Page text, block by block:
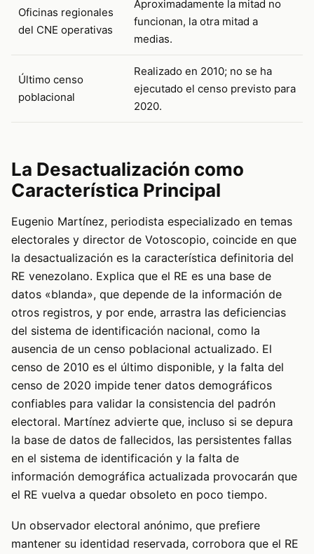
Oficinas regionales
del CNE operativas
Aproximadamente la mitad no
funcionan, la otra mitad a
medias.
Último censo
poblacional
Realizado en 2010; no se ha
ejecutado el censo previsto para
2020.
La Desactualización como
Característica Principal
Eugenio Martínez, periodista especializado en temas
electorales y director de Votoscopio, coincide en que
la desactualización es la característica definitoria del
RE venezolano. Explica que el RE es una base de
datos «blanda», que depende de la información de
otros registros, y por ende, arrastra las deficiencias
del sistema de identificación nacional, como la
ausencia de un censo poblacional actualizado. El
censo de 2010 es el último disponible, y la falta del
censo de 2020 impide tener datos demográficos
confiables para validar la consistencia del padrón
electoral. Martínez advierte que, incluso si se depura
la base de datos de fallecidos, las persistentes fallas
en el sistema de identificación y la falta de
información demográfica actualizada provocarán que
el RE vuelva a quedar obsoleto en poco tiempo.
Un observador electoral anónimo, que prefiere
mantener su identidad reservada, corrobora que el RE